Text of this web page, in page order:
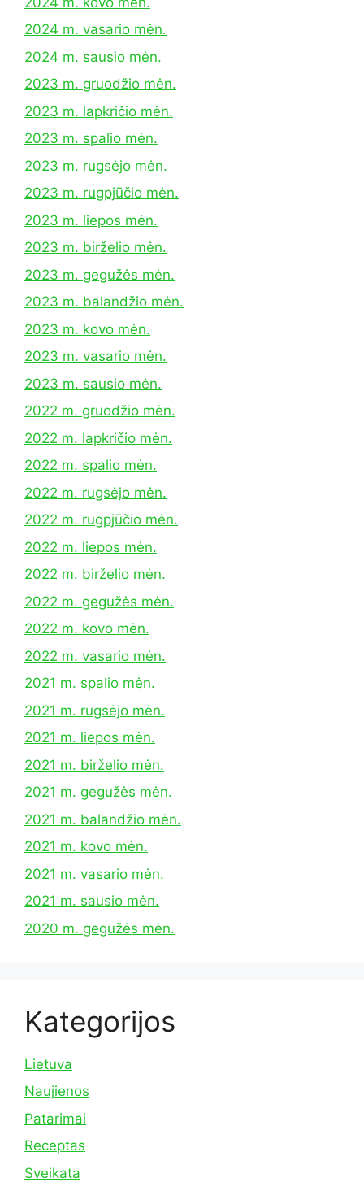
2024 m. vasario mėn.
2024 m. sausio mėn.
2023 m. gruodžio mėn.
2023 m. lapkričio mėn.
2023 m. spalio mėn.
2023 m. rugsėjo mėn.
2023 m. rugpjūčio mėn.
2023 m. liepos mėn.
2023 m. birželio mėn.
2023 m. gegužės mėn.
2023 m. balandžio mėn.
2023 m. kovo mėn.
2023 m. vasario mėn.
2023 m. sausio mėn.
2022 m. gruodžio mėn.
2022 m. lapkričio mėn.
2022 m. spalio mėn.
2022 m. rugsėjo mėn.
2022 m. rugpjūčio mėn.
2022 m. liepos mėn.
2022 m. birželio mėn.
2022 m. gegužės mėn.
2022 m. kovo mėn.
2022 m. vasario mėn.
2021 m. spalio mėn.
2021 m. rugsėjo mėn.
2021 m. liepos mėn.
2021 m. birželio mėn.
2021 m. gegužės mėn.
2021 m. balandžio mėn.
2021 m. kovo mėn.
2021 m. vasario mėn.
2021 m. sausio mėn.
2020 m. gegužės mėn.
Kategorijos
Lietuva
Naujienos
Patarimai
Receptas
Sveikata